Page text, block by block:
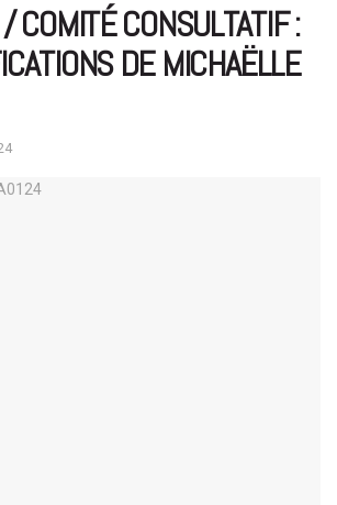
COMITÉ CONSULTATIF :
DE MICHAËLLE